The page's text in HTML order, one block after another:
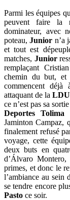
Parmi les équipes
peuvent faire la
dominateur, avec
poteau,Junior n’a
et tout est
matches, Junior
remplaçant
chemin du but, et
commencent
attaquant de la
ce n’est pas sa
Deportes Tolima
Jaminton Campaz,
finalement refusé
voyage, cette
deux buts en
d’Álvaro
primes, et donc le
l’ambiance au sein
se tendre encore
Pasto ce soir.